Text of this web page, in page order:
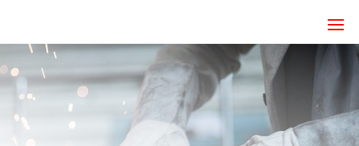
Estruturas
e
Serralheria
metálicas,
coberturas
metálicas,
mezanino
metálico,